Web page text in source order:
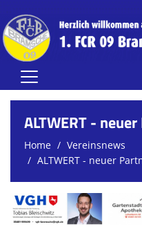
Home
Damen
Jugend (A-C)
Jugend (D-G)
ALTWERT -
Home
Vereinsnews
ALTWERT - neuer